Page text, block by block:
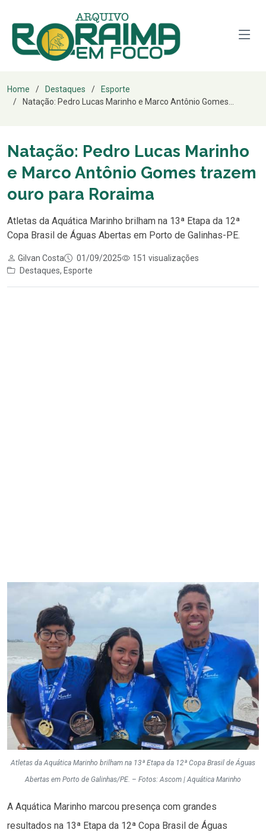
Home Destaques
Esporte
Natação: Pedro Lucas Marinho e Marco Antônio Gomes...
Natação: Pedro Lucas Marinho
e Marco Antônio Gomes trazem
ouro para Roraima
Atletas da Aquática Marinho brilham na 13ª Etapa da 12ª
Copa Brasil de Águas Abertas em Porto de Galinhas-PE.
Gilvan Costa 01/09/2025
151 visualizações
Destaques, Esporte
Atletas da Aquática Marinho brilham na 13ª Etapa da 12ª Copa Brasil de Águas
Abertas em Porto de Galinhas/PE. – Fotos: Ascom | Aquática Marinho
A Aquática Marinho marcou presença com grandes
resultados na 13ª Etapa da 12ª Copa Brasil de Águas